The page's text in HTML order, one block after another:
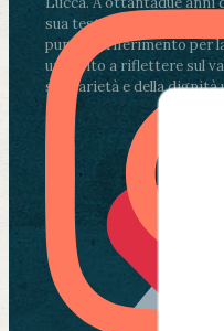
sua testimonianza
punto di riferimento per
un invito a riflettere sul
solidarietà e della dignità